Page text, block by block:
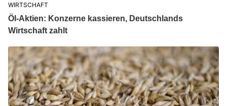
WIRTSCHAFT
Öl-Aktien: Konzerne kassieren, Deutschlands
Wirtschaft zahlt